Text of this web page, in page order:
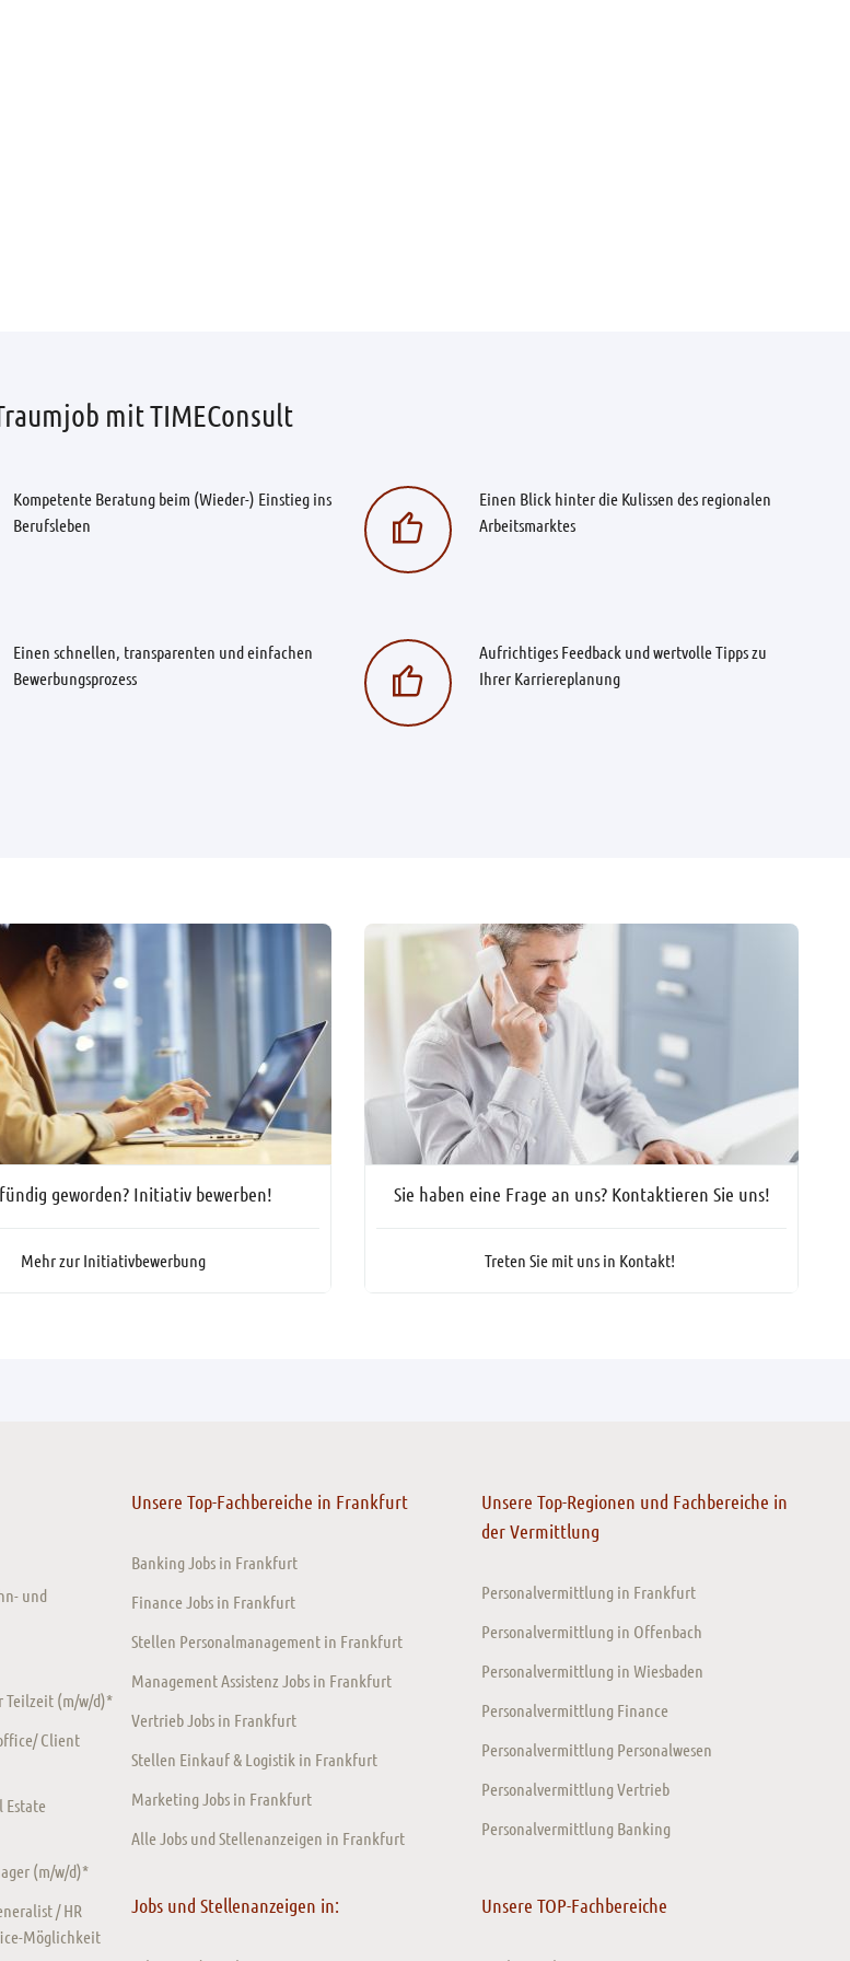
mit TIMEConsult
Kompetente Beratung beim (Wieder-) Einstieg ins
Berufsleben
Einen Blick hinter die Kulissen des regionalen
Arbeitsmarktes
Einen schnellen, transparenten und einfachen
Bewerbungsprozess
Aufrichtiges Feedback und wertvolle Tipps zu
Ihrer Karriereplanung
geworden? Initiativ bewerben!
Mehr zur Initiativbewerbung
Sie haben eine Frage an uns? Kontaktieren Sie uns!
Treten Sie mit uns in Kontakt!
und
Teilzeit (m/w/d)*
Client
Estate
(m/w/d)*
/ HR
Möglichkeit
Unsere Top-Fachbereiche in Frankfurt
Banking Jobs in Frankfurt
Finance Jobs in Frankfurt
Stellen Personalmanagement in Frankfurt
Management Assistenz Jobs in Frankfurt
Vertrieb Jobs in Frankfurt
Stellen Einkauf & Logistik in Frankfurt
Marketing Jobs in Frankfurt
Alle Jobs und Stellenanzeigen in Frankfurt
Unsere Top-Regionen und Fachbereiche in
der Vermittlung
Personalvermittlung in Frankfurt
Personalvermittlung in Offenbach
Personalvermittlung in Wiesbaden
Personalvermittlung Finance
Personalvermittlung Personalwesen
Personalvermittlung Vertrieb
Personalvermittlung Banking
Jobs und Stellenanzeigen in: Unsere TOP-Fachbereiche